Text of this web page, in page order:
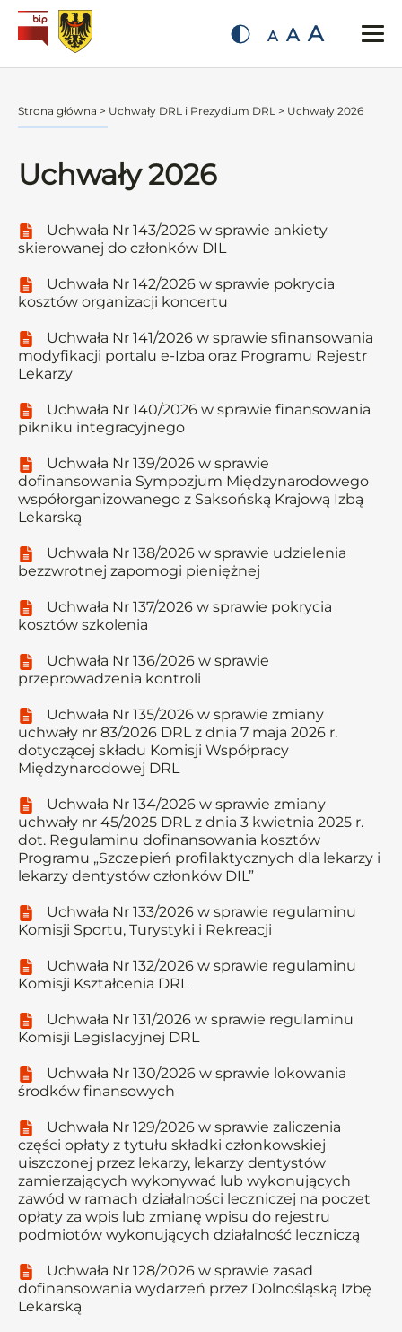
A A A
Strona główna > Uchwały DRL i Prezydium DRL > Uchwały 2026
Uchwały 2026
Uchwała Nr 143/2026 w sprawie ankiety
skierowanej do członków DIL
Uchwała Nr 142/2026 w sprawie pokrycia
kosztów organizacji koncertu
Uchwała Nr 141/2026 w sprawie sfinansowania
modyfikacji portalu e-Izba oraz Programu Rejestr
Lekarzy
Uchwała Nr 140/2026 w sprawie finansowania
pikniku integracyjnego
Uchwała Nr 139/2026 w sprawie
dofinansowania Sympozjum Międzynarodowego
współorganizowanego z Saksońską Krajową Izbą
Lekarską
Uchwała Nr 138/2026 w sprawie udzielenia
bezzwrotnej zapomogi pieniężnej
Uchwała Nr 137/2026 w sprawie pokrycia
kosztów szkolenia
Uchwała Nr 136/2026 w sprawie
przeprowadzenia kontroli
Uchwała Nr 135/2026 w sprawie zmiany
uchwały nr 83/2026 DRL z dnia 7 maja 2026 r.
dotyczącej składu Komisji Współpracy
Międzynarodowej DRL
Uchwała Nr 134/2026 w sprawie zmiany
uchwały nr 45/2025 DRL z dnia 3 kwietnia 2025 r.
dot. Regulaminu dofinansowania kosztów
Programu „Szczepień profilaktycznych dla lekarzy i
lekarzy dentystów członków DIL”
Uchwała Nr 133/2026 w sprawie regulaminu
Komisji Sportu, Turystyki i Rekreacji
Uchwała Nr 132/2026 w sprawie regulaminu
Komisji Kształcenia DRL
Uchwała Nr 131/2026 w sprawie regulaminu
Komisji Legislacyjnej DRL
Uchwała Nr 130/2026 w sprawie lokowania
środków finansowych
Uchwała Nr 129/2026 w sprawie zaliczenia
części opłaty z tytułu składki członkowskiej
uiszczonej przez lekarzy, lekarzy dentystów
zamierzających wykonywać lub wykonujących
zawód w ramach działalności leczniczej na poczet
opłaty za wpis lub zmianę wpisu do rejestru
podmiotów wykonujących działalność leczniczą
Uchwała Nr 128/2026 w sprawie zasad
dofinansowania wydarzeń przez Dolnośląską Izbę
Lekarską